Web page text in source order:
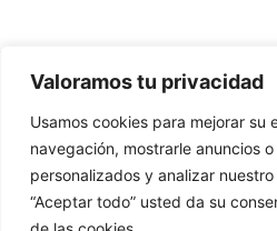
Valoramos tu privacidad
Usamos cookies para mejorar su
navegación, mostrarle anuncios
personalizados y analizar
“Aceptar todo” usted da su
Redes Cristianas
Una mirada alternativa sobre la Iglesia
- Colectivos de Redes Cristianas